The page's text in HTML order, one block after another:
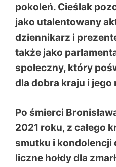
pokoleń. Cieślak
jako utalentowany
dziennikarz i
także jako
społeczny, który
dla dobra kraju i jego
Po śmierci
2021 roku, z całego
smutku i kondolencji
liczne hołdy dla